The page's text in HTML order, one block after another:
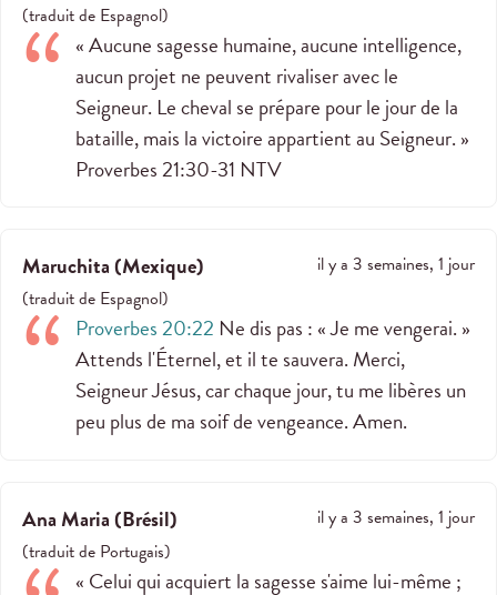
(traduit de Espagnol)
« Aucune sagesse humaine, aucune intelligence,
aucun projet ne peuvent rivaliser avec le
Seigneur. Le cheval se prépare pour le jour de la
bataille, mais la victoire appartient au Seigneur. »
‭‭Proverbes‬ ‭21‬:‭30‬-‭31‬ ‭NTV‬‬
Maruchita(Mexique)
il y a 3 semaines, 1 jour
(traduit de Espagnol)
Proverbes 20:22 Ne dis pas : « Je me vengerai. »
Attends l'Éternel, et il te sauvera. Merci,
Seigneur Jésus, car chaque jour, tu me libères un
peu plus de ma soif de vengeance. Amen.
Ana Maria(Brésil)
il y a 3 semaines, 1 jour
(traduit de Portugais)
« Celui qui acquiert la sagesse s'aime lui-même ;